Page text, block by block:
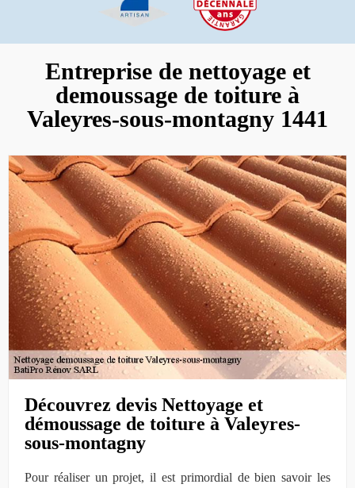
Entreprise de nettoyage et
demoussage de toiture à
Valeyres-sous-montagny 1441
Découvrez devis Nettoyage et
démoussage de toiture à Valeyres-
sous-montagny
Pour réaliser un projet, il est primordial de bien savoir les